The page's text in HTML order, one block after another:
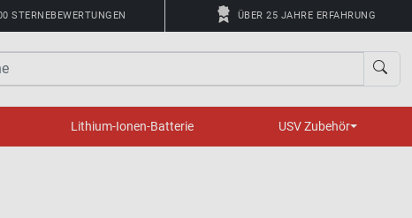
STERNEBEWERTUNGEN ÜBER 25 JAHRE ERFAHRUNG
Lithium-Ionen-Batterie USV Zubehör